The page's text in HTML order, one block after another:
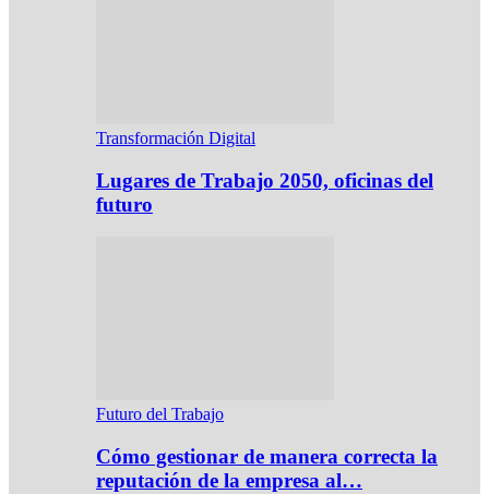
Transformación Digital
Lugares de Trabajo 2050, oficinas del
futuro
Futuro del Trabajo
Cómo gestionar de manera correcta la
reputación de la empresa al…